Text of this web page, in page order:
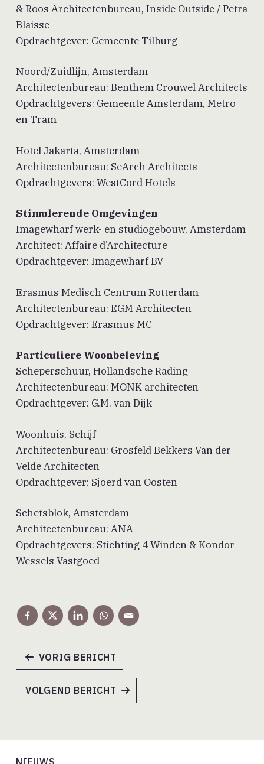
& Roos Architectenbureau, Inside Outside / Petra
Blaisse
Opdrachtgever: Gemeente Tilburg
Noord/Zuidlijn, Amsterdam
Architectenbureau: Benthem Crouwel Architects
Opdrachtgevers: Gemeente Amsterdam, Metro
en Tram
Hotel Jakarta, Amsterdam
Architectenbureau: SeArch Architects
Opdrachtgevers: WestCord Hotels
Stimulerende Omgevingen
Imagewharf werk- en studiogebouw, Amsterdam
Architect: Affaire d’Architecture
Opdrachtgever: Imagewharf BV
Erasmus Medisch Centrum Rotterdam
Architectenbureau: EGM Architecten
Opdrachtgever: Erasmus MC
Particuliere Woonbeleving
Scheperschuur, Hollandsche Rading
Architectenbureau: MONK architecten
Opdrachtgever: G.M. van Dijk
Woonhuis, Schijf
Architectenbureau: Grosfeld Bekkers Van der
Velde Architecten
Opdrachtgever: Sjoerd van Oosten
Schetsblok, Amsterdam
Architectenbureau: ANA
Opdrachtgevers: Stichting 4 Winden & Kondor
Wessels Vastgoed
VORIG BERICHT
VOLGEND BERICHT
NIEUWS